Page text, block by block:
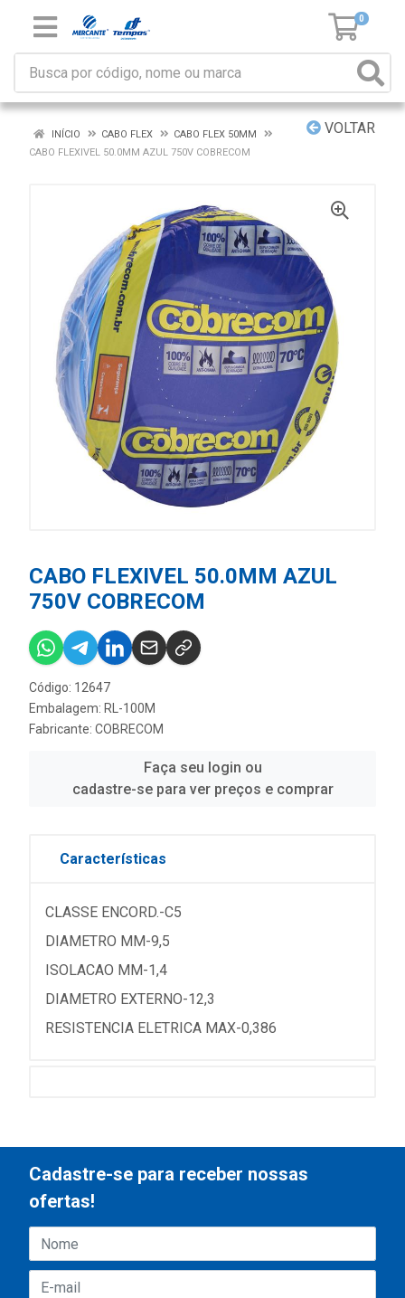
0
VOLTAR
INÍCIO CABO FLEX
CABO FLEX 50MM
CABO FLEXIVEL 50.0MM AZUL 750V COBRECOM
CABO FLEXIVEL 50.0MM AZUL
750V COBRECOM
Código: 12647
Embalagem: RL-100M
Fabricante: COBRECOM
Faça seu login ou
cadastre-se para ver preços e comprar
Características
CLASSE ENCORD.-C5
DIAMETRO MM-9,5
ISOLACAO MM-1,4
DIAMETRO EXTERNO-12,3
RESISTENCIA ELETRICA MAX-0,386
Cadastre-se para receber nossas
ofertas!